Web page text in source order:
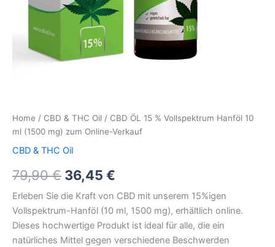
Home / CBD & THC Oil / CBD ÖL 15 % Vollspektrum Hanföl 10
ml (1500 mg) zum Online-Verkauf
CBD & THC Oil
79,90€ 36,45 €
Erleben Sie die Kraft von CBD mit unserem 15%igen
Vollspektrum-Hanföl (10 ml, 1500 mg), erhältlich online.
Dieses hochwertige Produkt ist ideal für alle, die ein
natürliches Mittel gegen verschiedene Beschwerden